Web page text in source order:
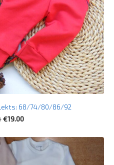
68/74/80/86/92
€19.00